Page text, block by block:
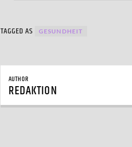
TAGGED AS GESUNDHEIT
AUTHOR
REDAKTION